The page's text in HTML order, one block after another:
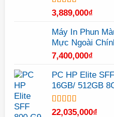
Được xếp
hạng
5.00
sao
3,889,000₫
Máy In Phun
Mực Ngoài
7,400,000₫
PC HP Elite
16GB/ 512GB
Được xếp
22,035,000₫